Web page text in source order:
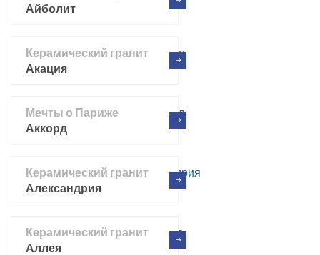
Айболит
Керамический гранит
Акация
Мечты о Париже
Аккорд
Керамический гранит
Александрия
Керамический гранит
Аллея